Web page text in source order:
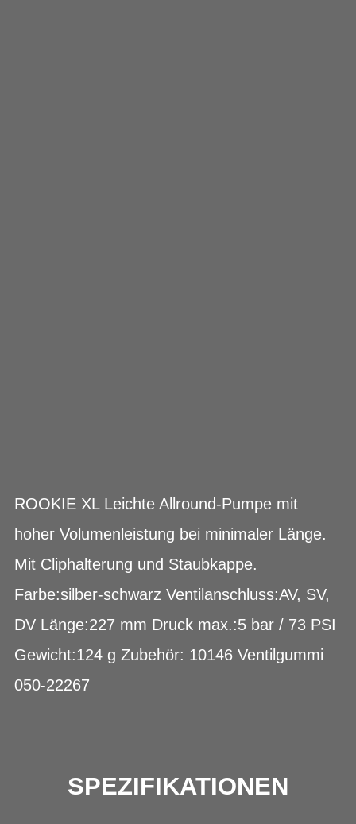
ROOKIE XL Leichte Allround-Pumpe mit
hoher Volumenleistung bei minimaler Länge.
Mit Cliphalterung und Staubkappe.
Farbe:silber-schwarz Ventilanschluss:AV, SV,
DV Länge:227 mm Druck max.:5 bar / 73 PSI
Gewicht:124 g Zubehör: 10146 Ventilgummi
050-22267
SPEZIFIKATIONEN